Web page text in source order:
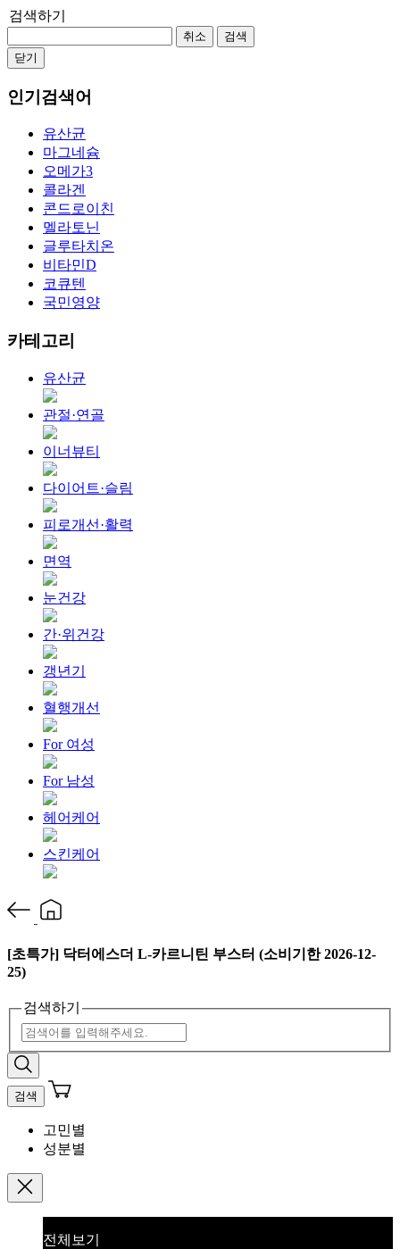
검색하기
취소
검색
닫기
인기검색어
유산균
마그네슘
오메가3
콜라겐
콘드로이친
멜라토닌
글루타치온
비타민D
코큐텐
국민영양
카테고리
유산균
관절·연골
이너뷰티
다이어트·슬림
피로개선·활력
면역
눈건강
간·위건강
갱년기
혈행개선
For 여성
For 남성
헤어케어
스킨케어
[초특가] 닥터에스더 L-카르니틴 부스터 (소비기한 2026-12-
25)
검색하기
검색
고민별
성분별
전체보기